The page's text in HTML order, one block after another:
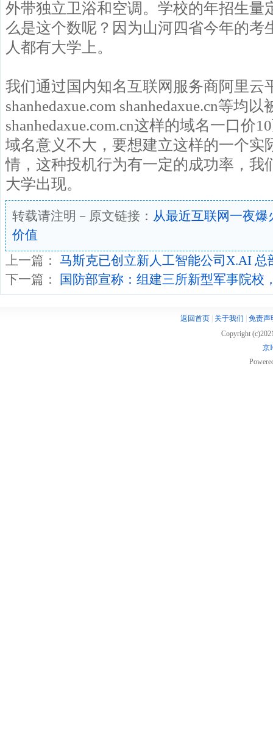
外带独立卫浴和空调。学校的年招生量
么是这个数呢？因为山河四省今年的考
人都有大学上。
我们通过国内知名互联网服务商阿里云
shanhedaxue.com shanhedaxue.cn等均
shanhedaxue.com.cn这样的域名一口价
域名意义不大，要想建立这样的一个实
情，这种投机行为有一定的成功率，我
大学出现。
转载请注明－原文链接： 从最近互联网一夜爆
价值
上一篇： 马斯克已创立新人工智能公司X.AI 总
下一篇：
国防部宣称：组建三所新型军事院校
返回首页| 关于我们
免责声
Copyright
京